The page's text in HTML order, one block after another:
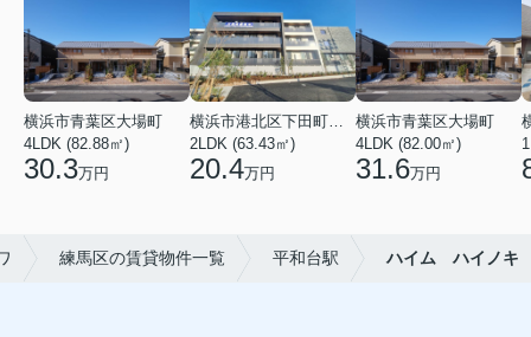
横浜市青葉区大場町
4LDK (82.88㎡)
30.3万円
横浜市港北区下田町２丁目
2LDK (63.43㎡)
20.4万円
横浜市青葉区大場町
4LDK (82.00㎡)
31.6万円
練馬区の賃貸物件一覧 平和台駅 ハイム ハイノキ